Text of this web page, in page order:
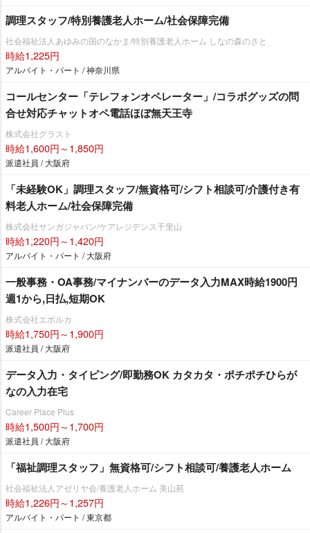
調理スタッフ/特別養護老人ホーム/社会保障完備
社会福祉法人あゆみの国のなかま/特別養護老人ホーム しなの森のさと
時給1,225円
アルバイト・パート / 神奈川県
コールセンター「テレフォンオペレーター」/コラボグッズの問
合せ対応チャットオペ電話ほぼ無天王寺
株式会社グラスト
時給1,600円～1,850円
派遣社員 / 大阪府
「未経験OK」調理スタッフ/無資格可/シフト相談可/介護付き有
料老人ホーム/社会保障完備
株式会社サンガジャパン/ケアレジデンス千里山
時給1,220円～1,420円
アルバイト・パート / 大阪府
一般事務・OA事務/マイナンバーのデータ入力MAX時給1900円
週1から,日払,短期OK
株式会社エボルカ
時給1,750円～1,900円
派遣社員 / 大阪府
データ入力・タイピング/即勤務OK カタカタ・ポチポチひらが
なの入力在宅
Career Place Plus
時給1,500円～1,700円
派遣社員 / 大阪府
「福祉調理スタッフ」無資格可/シフト相談可/養護老人ホーム
社会福祉法人アゼリヤ会/養護老人ホーム 美山苑
時給1,226円～1,257円
アルバイト・パート / 東京都